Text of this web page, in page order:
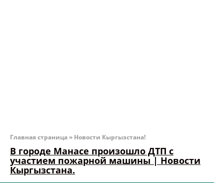
Главная страница » Новости Кыргызстана!
В городе Манасе произошло ДТП с
участием пожарной машины | Новости
Кыргызстана.